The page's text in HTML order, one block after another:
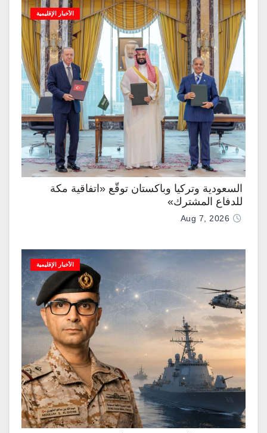
الأخبار الإقليمية
السعودية وتركيا وباكستان توقّع «اتفاقية مكة
للدفاع المشترك»
Aug 7, 2026
الأخبار الإقليمية